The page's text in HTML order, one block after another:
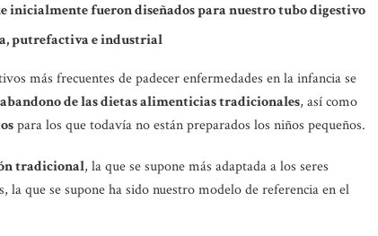
inicialmente fueron diseñados para nuestro tubo digestivo
putrefactiva e industrial
más frecuentes de padecer enfermedades en la infancia se
abandono de las dietas alimenticias tradicionales, así como
para los que todavía no están preparados los niños pequeños.
tradicional, la que se supone más adaptada a los seres
la que se supone ha sido nuestro modelo de referencia en el